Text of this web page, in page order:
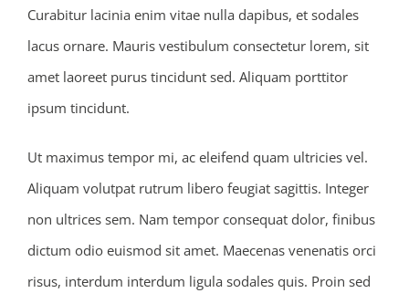
Curabitur lacinia enim vitae nulla dapibus, et sodales
lacus ornare. Mauris vestibulum consectetur lorem, sit
amet laoreet purus tincidunt sed. Aliquam porttitor
ipsum tincidunt.
Ut maximus tempor mi, ac eleifend quam ultricies vel.
Aliquam volutpat rutrum libero feugiat sagittis. Integer
non ultrices sem. Nam tempor consequat dolor, finibus
dictum odio euismod sit amet. Maecenas venenatis orci
risus, interdum interdum ligula sodales quis. Proin sed